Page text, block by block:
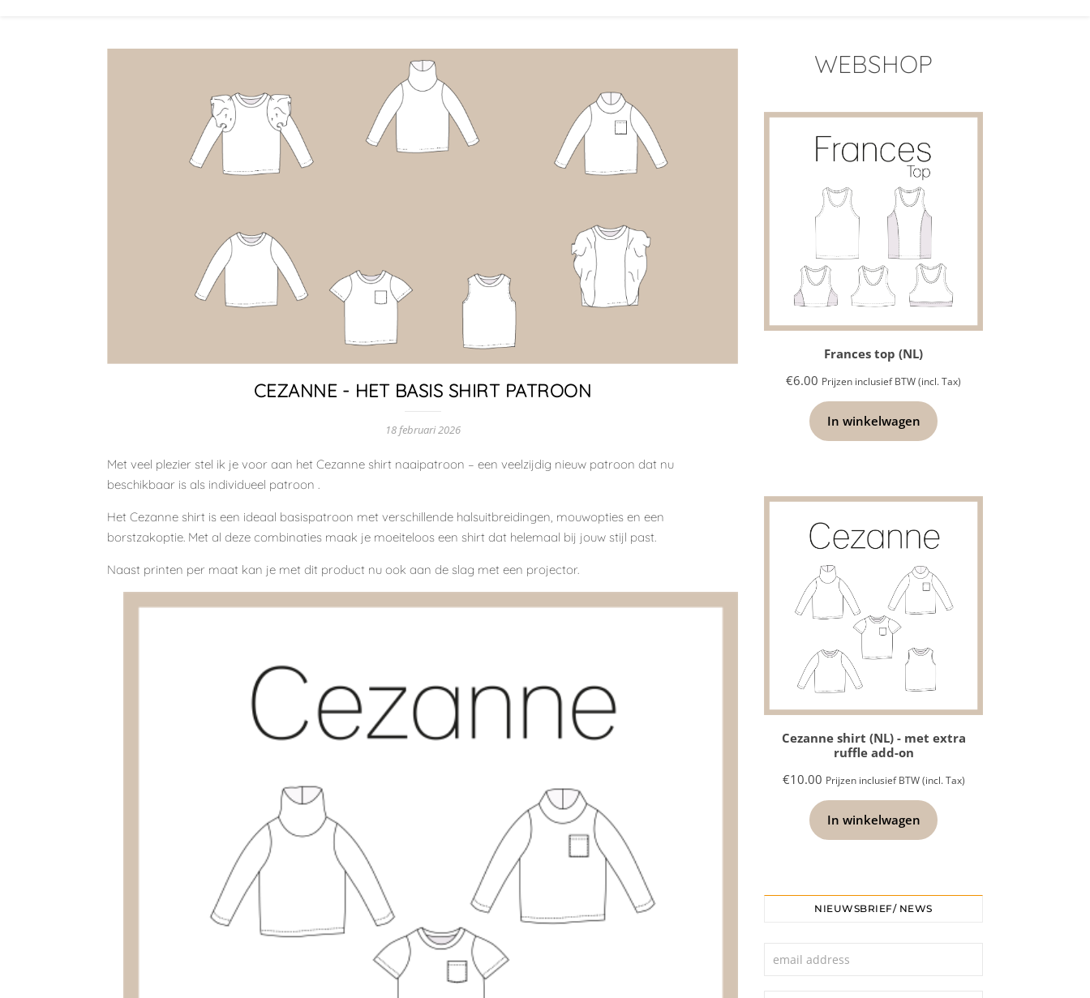
CEZANNE - HET BASIS SHIRT PATROON
18 februari 2026
Met veel plezier stel ik je voor aan het Cezanne shirt naaipatroon – een veelzijdig nieuw patroon dat nu
beschikbaar is als individueel patroon .
Het Cezanne shirt is een ideaal basispatroon met verschillende halsuitbreidingen, mouwopties en een
borstzakoptie. Met al deze combinaties maak je moeiteloos een shirt dat helemaal bij jouw stijl past.
Naast printen per maat kan je met dit product nu ook aan de slag met een projector.
WEBSHOP
Frances top (NL)
€6.00 Prijzen inclusief BTW (incl. Tax)
In winkelwagen
Cezanne shirt (NL) - met extra
ruffle add-on
€10.00 Prijzen inclusief BTW (incl. Tax)
In winkelwagen
NIEUWSBRIEF/ NEWS